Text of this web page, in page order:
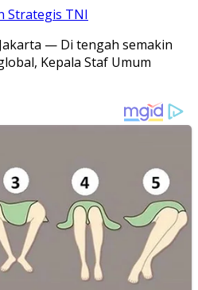
Strategis TNI
Jakarta — Di tengah semakin
Kepala Staf Umum